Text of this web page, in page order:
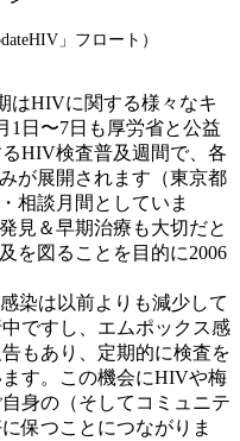
」フロート）
はHIVに関する様々なキ
1日〜7日も厚労省と公益
HIV検査普及週間で、各
が展開されます（東京都
相談月間としていま
見＆早期治療も大切だと
を図ることを目的に2006
染は以前よりも減少して
ですし、エムポックス感
もあり、定期的に検査を
す。この機会にHIVや梅
身の（そしてコミュニテ
保つことにつながりま